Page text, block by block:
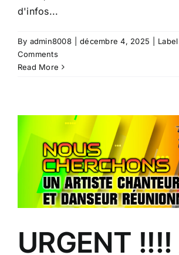
d'infos...
By admin8008 décembre 4, 2025
Comments
Read More
URGENT